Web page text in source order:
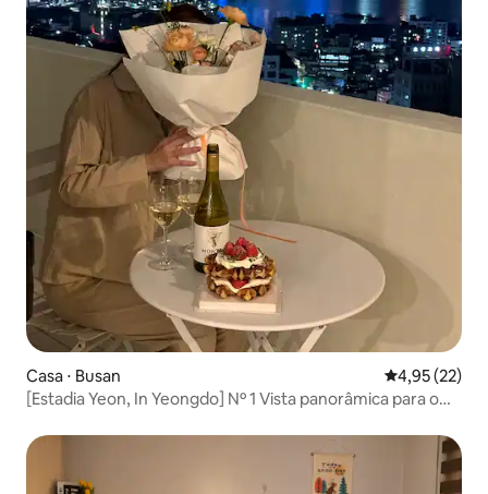
Casa ⋅ Busan 4,95 de uma
4,95 (22)
[Estadia Yeon, In Yeongdo] Nº 1 Vista panorâmica para o